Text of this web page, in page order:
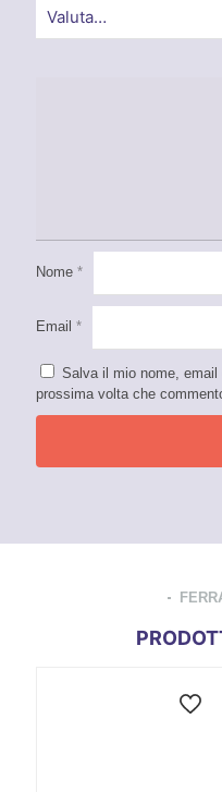
Nome *
Email *
Salva il mio nome,
prossima volta che